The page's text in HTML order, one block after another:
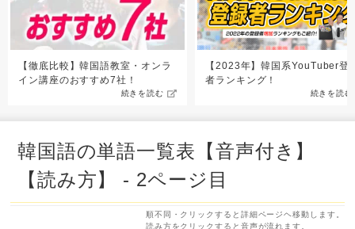
【徹底比較】韓国語教室・オンラ
イン講座のおすすめ7社！
続きを読む
【2023年】韓国系YouTuber登
者ランキング！
続きを読む
韓国語の単語一覧表【音声付き】
【読み方】 - 2ページ目
順不同・クリックすると詳細ページヘ移動します。
読み方をクリックすると音声が流れます。